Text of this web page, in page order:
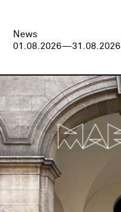
News
01.08.2026—31.08.2026